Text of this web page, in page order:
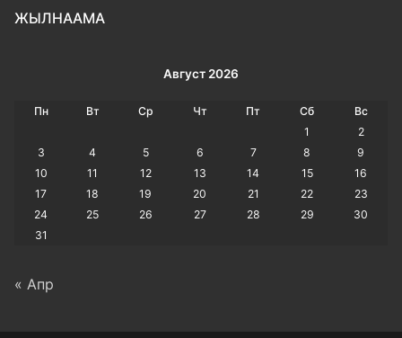
ЖЫЛНААМА
Август 2026
Пн Вт Ср Чт Пт Сб
Вс
1
2
3
4 5 6 7 8
9
10
11 12 13 14 15
16
17
18 19 20 21 22
23
24
25 26 27 28 29
30
31
« Апр